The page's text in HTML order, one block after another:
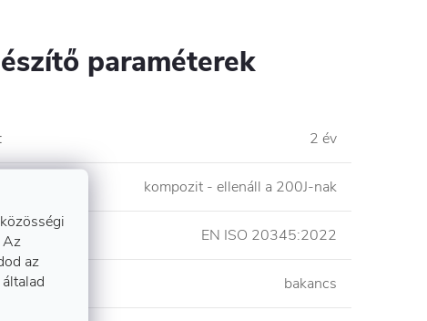
Az
az
paraméterek
: 2 év
kompozit - ellenáll a 200J-nak
EN ISO 20345:2022
bakancs